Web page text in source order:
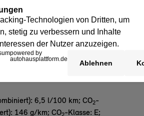
6,5 l/100 km; CO2-
146 g/km; CO -Klasse: E;